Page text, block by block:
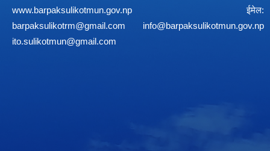
www.barpaksulikotmun.gov.np
ईमेल:
barpaksulikotrm@gmail.com
info@barpaksulikotmun.gov.np
ito.sulikotmun@gmail.com